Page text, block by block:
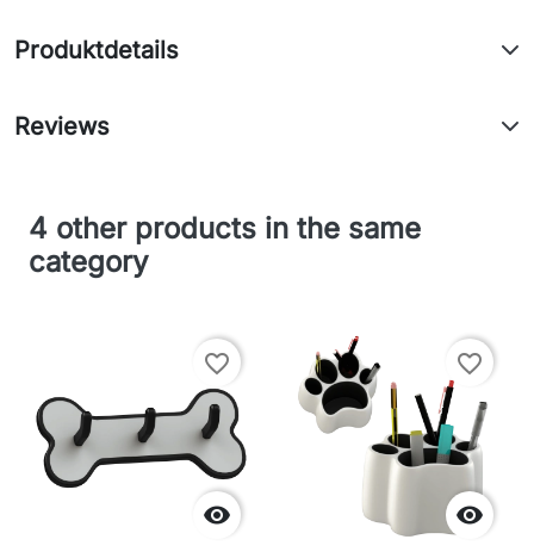
Produktdetails
Reviews
4 other products in the same
category

favorite_border

favorite_border